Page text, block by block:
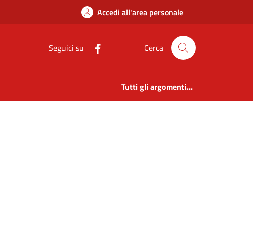
Accedi all'area personale
Seguici su Cerca
Tutti gli argomenti...